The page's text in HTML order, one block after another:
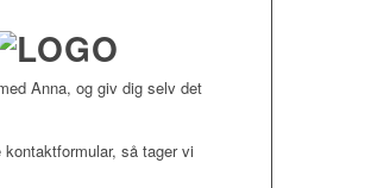
Anna, og giv dig selv det
så tager vi